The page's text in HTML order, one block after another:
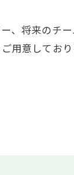
将来のチ
用意しており